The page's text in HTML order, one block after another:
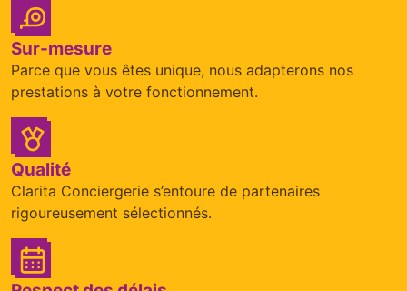
Sur-mesure
Parce que vous êtes unique, nous adapterons nos
prestations à votre fonctionnement.
Qualité
Clarita Conciergerie s’entoure de partenaires
rigoureusement sélectionnés.